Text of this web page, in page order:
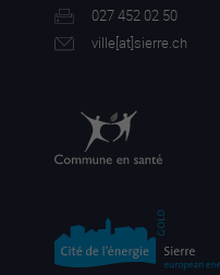
027 452 02 50
ville[at]sierre.ch